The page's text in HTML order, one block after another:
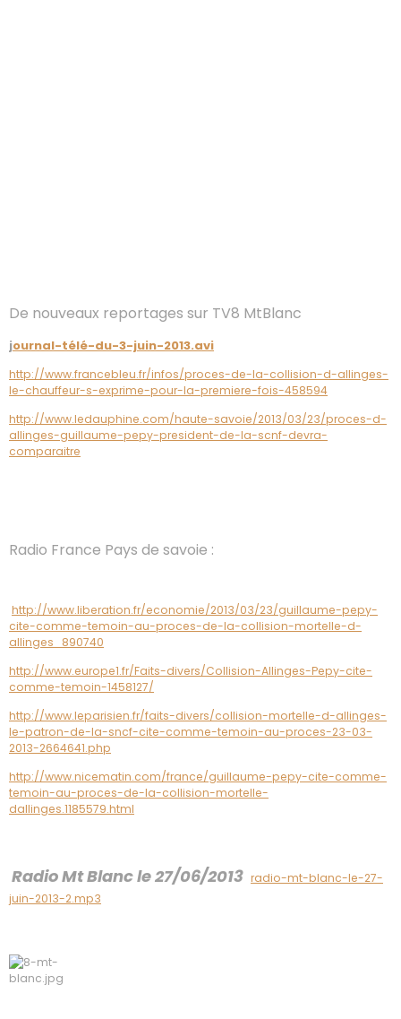
De nouveaux reportages sur TV8 MtBlanc
journal-télé-du-3-juin-2013.avi
http://www.francebleu.fr/infos/proces-de-la-collision-d-allinges-
le-chauffeur-s-exprime-pour-la-premiere-fois-458594
http://www.ledauphine.com/haute-savoie/2013/03/23/proces-d-
allinges-guillaume-pepy-president-de-la-scnf-devra-
comparaitre
Radio France Pays de savoie :
http://www.liberation.fr/economie/2013/03/23/guillaume-pepy-
cite-comme-temoin-au-proces-de-la-collision-mortelle-d-
allinges_890740
http://www.europe1.fr/Faits-divers/Collision-Allinges-Pepy-cite-
comme-temoin-1458127/
http://www.leparisien.fr/faits-divers/collision-mortelle-d-allinges-
le-patron-de-la-sncf-cite-comme-temoin-au-proces-23-03-
2013-2664641.php
http://www.nicematin.com/france/guillaume-pepy-cite-comme-
temoin-au-proces-de-la-collision-mortelle-
dallinges.1185579.html
Radio Mt Blanc le 27/06/2013 radio-mt-blanc-le-27-
juin-2013-2.mp3